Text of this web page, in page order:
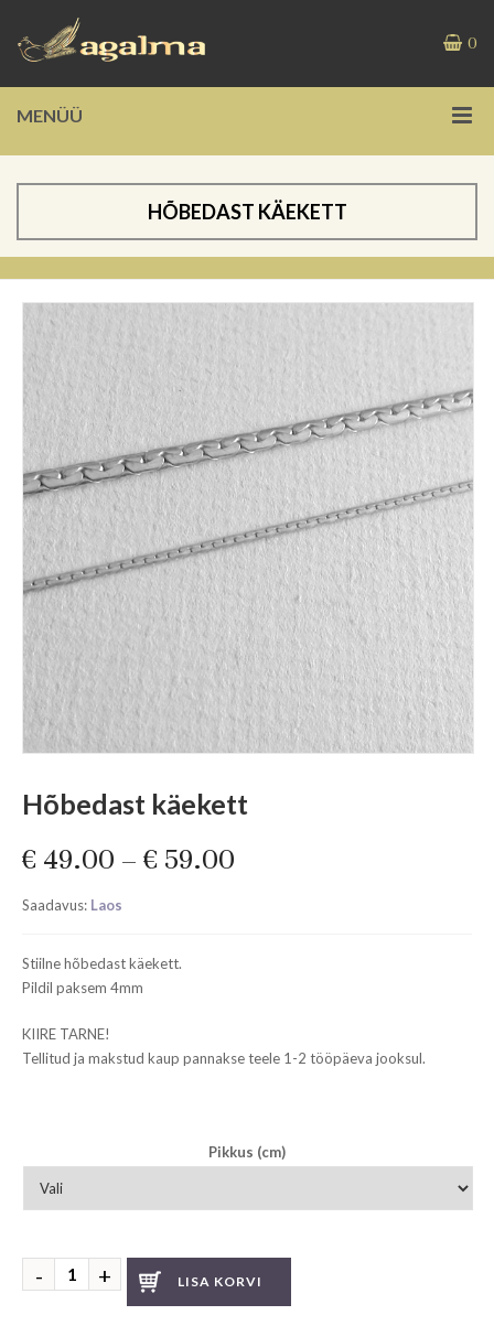
0
MENÜÜ
HÕBEDAST KÄEKETT
Hõbedast käekett
€ 49.00 – € 59.00
Saadavus: Laos
Stiilne hõbedast käekett.
Pildil paksem 4mm
KIIRE TARNE!
Tellitud ja makstud kaup pannakse teele 1-2 tööpäeva jooksul.
Pikkus (cm)
Hõbedast
käekett
LISA KORVI